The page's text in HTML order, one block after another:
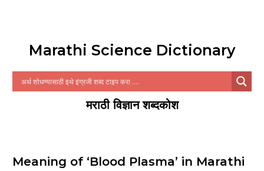
Marathi Science Dictionary
मराठी विज्ञान शब्दकोश
Meaning of ‘Blood Plasma’ in Marathi